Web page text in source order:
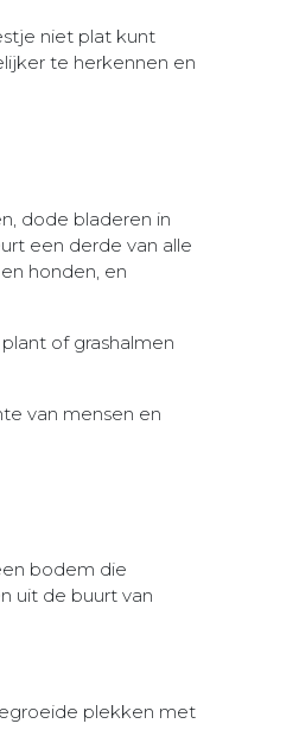
niet plat kunt
te herkennen en
dode bladeren in
een derde van alle
honden, en
of grashalmen
van mensen en
bodem die
uit de buurt van
plekken met